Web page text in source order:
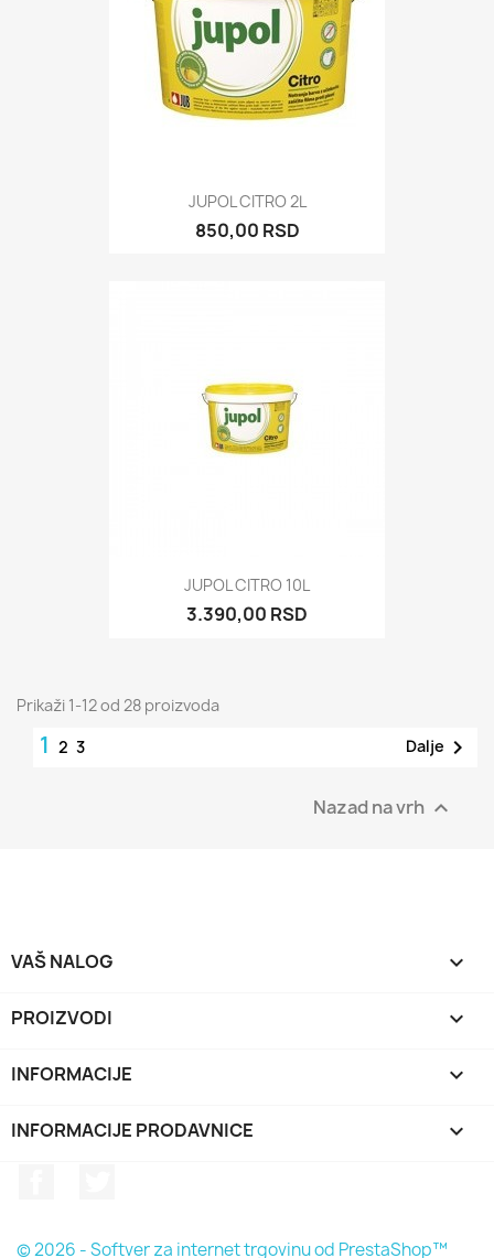
JUPOL CITRO 2L
850,00 RSD
JUPOL CITRO 10L
3.390,00 RSD
Prikaži 1-12 od 28 proizvoda
1 2 3 Dalje 
Nazad na vrh 
VAŠ NALOG 
PROIZVODI 
INFORMACIJE 
INFORMACIJE PRODAVNICE keyboard_arrow_down
© 2026 - Softver za internet trgovinu od PrestaShop™